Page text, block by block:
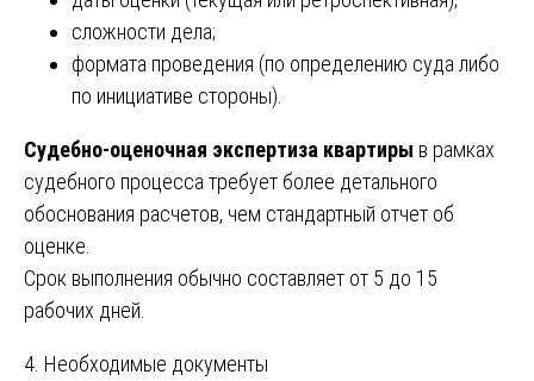
сложности дела;
формата проведения (по определению суда либо
по инициативе стороны).
Судебно-оценочная экспертиза квартиры в рамках
судебного процесса требует более детального
обоснования расчетов, чем стандартный отчет об
оценке.
Срок выполнения обычно составляет от 5 до 15
рабочих дней.
4. Необходимые документы